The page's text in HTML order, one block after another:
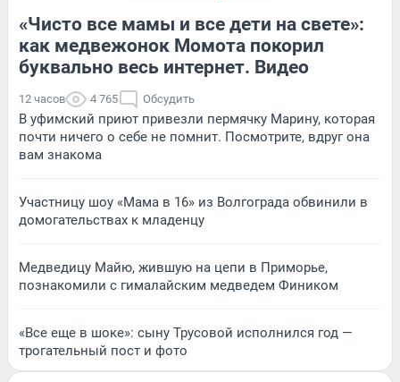
«Чисто все мамы и все дети на свете»:
как медвежонок Момота покорил
буквально весь интернет. Видео
12 часов 4 765 Обсудить
В уфимский приют привезли пермячку Марину, которая
почти ничего о себе не помнит. Посмотрите, вдруг она
вам знакома
Участницу шоу «Мама в 16» из Волгограда обвинили в
домогательствах к младенцу
Медведицу Майю, жившую на цепи в Приморье,
познакомили с гималайским медведем Фиником
«Все еще в шоке»: сыну Трусовой исполнился год —
трогательный пост и фото